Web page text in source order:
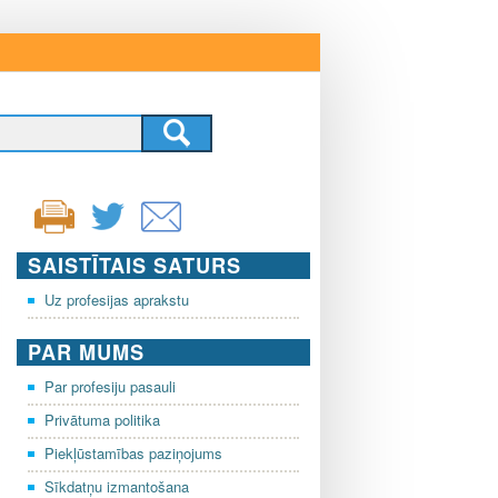
SAISTĪTAIS SATURS
Uz profesijas aprakstu
PAR MUMS
Par profesiju pasauli
Privātuma politika
Piekļūstamības paziņojums
Sīkdatņu izmantošana